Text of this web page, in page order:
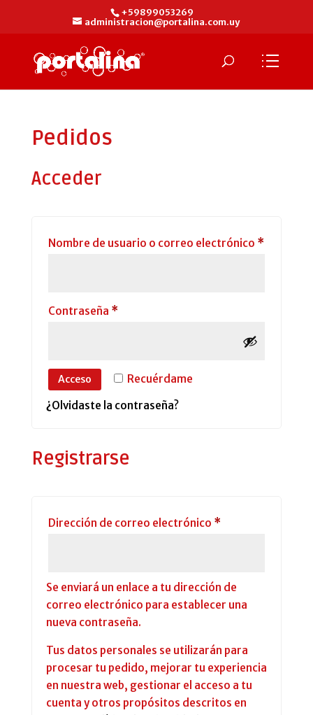
+59899053269
administracion@portalina.com.uy
Pedidos
Acceder
Nombre de usuario o correo electrónico *
Contraseña *Obligatorio
Recuérdame
Acceso
¿Olvidaste la contraseña?
Registrarse
Dirección de correo electrónico *Obligatorio
Se enviará un enlace a tu dirección de
correo electrónico para establecer una
nueva contraseña.
Tus datos personales se utilizarán para
procesar tu pedido, mejorar tu experiencia
en nuestra web, gestionar el acceso a tu
cuenta y otros propósitos descritos en